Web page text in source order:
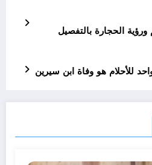
الحجارة بالتفصيل
للأحلام هو وفاة ابن سيرين